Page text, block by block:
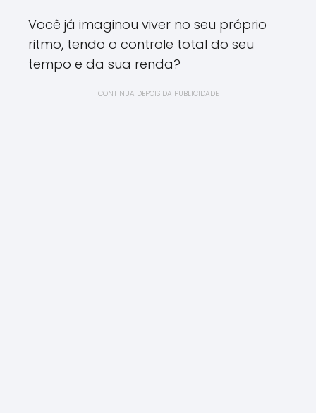
Você já imaginou viver no seu próprio
ritmo, tendo o controle total do seu
tempo e da sua renda?
CONTINUA DEPOIS DA PUBLICIDADE